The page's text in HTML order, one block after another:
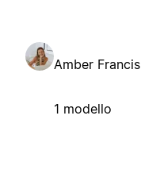
Amber Francis
1 modello